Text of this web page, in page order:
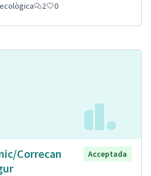
2 0
Correcan
Acceptada